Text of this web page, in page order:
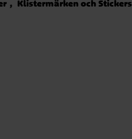
Klistermärken och Stickers